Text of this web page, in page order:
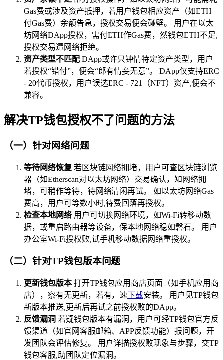
Gas费或涉及资产抵押，若用户钱包相应资产（如ETH
付Gas费）余额告急，授权交易便会碰壁。 用户在以太
坊网络DApp授权，需付ETH作Gas费，然钱包ETH不足,
授权交易遭网络拒绝。
资产类型不匹配 DApp或许只钟情特定资产类型，用户
若授权“错付”，便会“郎有情妾无意”。 DApp仅支持ERC
- 20代币授权，用户误选ERC - 721（NFT）资产,便会不
兼容。
解决TP钱包授权不了问题的方法
（一）针对网络问题
等待网络恢复 若区块链网络拥堵，用户可查区块链浏览
器（如Etherscan对以太坊网络）交易确认，知网络拥
堵，可稍作等待，待网络清闲再试。 如以太坊网络Gas
费高，用户可等数小时,待费回落再授权。
检查本地网络 用户可切换网络环境，如Wi-Fi转移动数
据，或重启路由器等设备，保本地网络稳如磐石。 用户
办公室Wi-Fi授权败,试手机移动数据网络重授权。
（二）针对TP钱包版本问题
更新钱包版本打开TP钱包应用商店页面（如手机应用商
店），察有无更新，若有，速下载安装。 用户见TP钱包
新版本推送,更新后再试之前授权败的DApp。
反馈漏洞 若疑钱包版本有漏洞，用户可经TP钱包官方反
馈渠道（如官网客服邮箱、APP反馈功能）报问题，开
发团队会评估修复。 用户详描授权败现象与步骤，交TP
钱包客服,助团队定位漏洞。